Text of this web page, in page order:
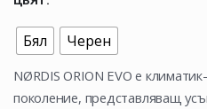
Бял Черен
NØRDIS ORION EVO е
поколение, представляващ